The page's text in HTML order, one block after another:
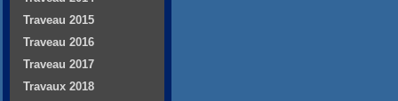
Traveau 2015
Traveau 2016
Traveau 2017
Travaux 2018